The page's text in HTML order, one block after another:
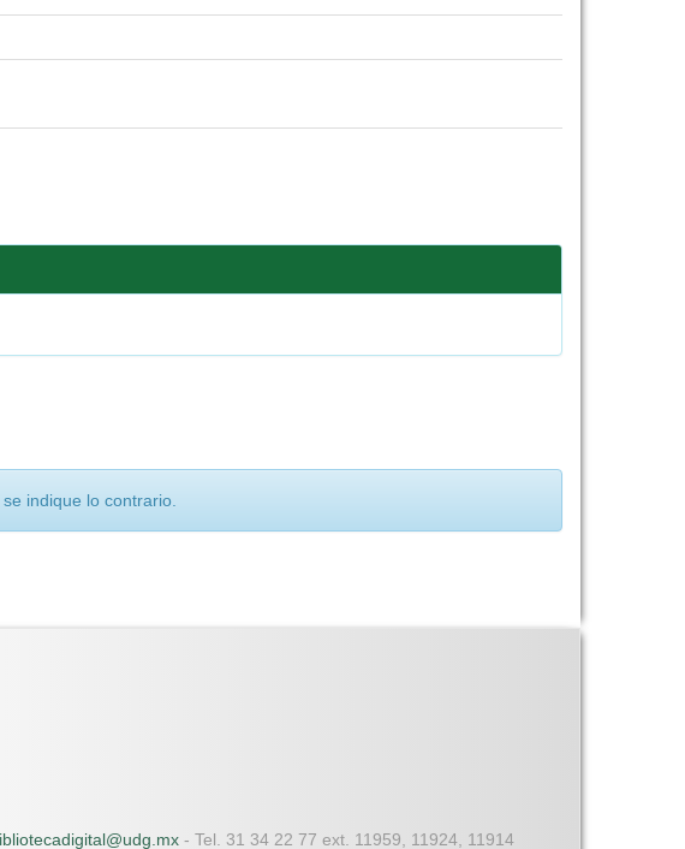
indique lo contrario.
- Tel. 31 34 22 77 ext. 11959, 11924, 11914